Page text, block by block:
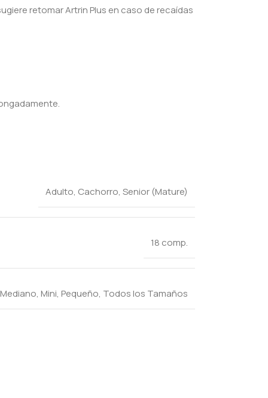
retomar Artrin Plus en caso de recaídas
Adulto, Cachorro, Senior (Mature)
18 comp.
Mediano, Mini, Pequeño, Todos los Tamaños